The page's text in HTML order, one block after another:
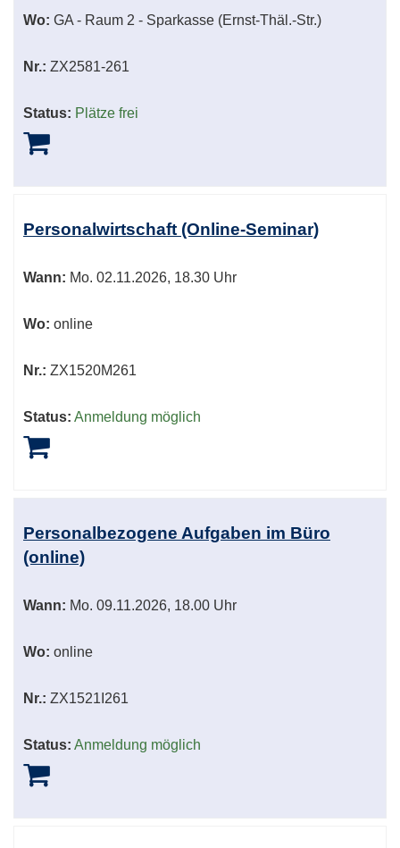
Wo: GA - Raum 2 - Sparkasse (Ernst-Thäl.-Str.)
Nr.: ZX2581-261
Status: Plätze frei
Personalwirtschaft (Online-Seminar)
Wann: Mo. 02.11.2026, 18.30 Uhr
Wo: online
Nr.: ZX1520M261
Status: Anmeldung möglich
Personalbezogene Aufgaben im Büro
(online)
Wann: Mo. 09.11.2026, 18.00 Uhr
Wo: online
Nr.: ZX1521I261
Status: Anmeldung möglich